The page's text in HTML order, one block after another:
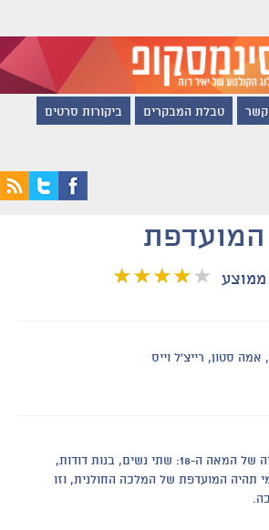
קשר טבלת המבקרים ביקורות סרטים
המועדפת
ממוצע
אמה סטון, רייצ'ל וייס
בחצר המלכה אן באנגליה של המאה ה-18: שתי נשים, בנות דודות,
תהיה המועדפת של המלכה החולנית, וזו